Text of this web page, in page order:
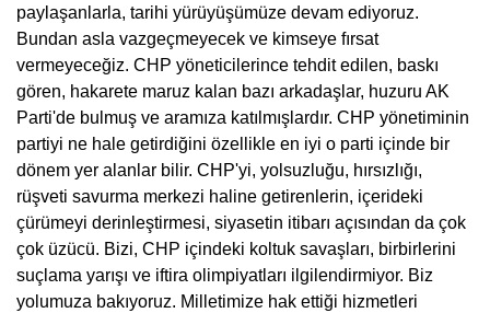
paylaşanlarla, tarihi yürüyüşümüze devam ediyoruz.
Bundan asla vazgeçmeyecek ve kimseye fırsat
vermeyeceğiz. CHP yöneticilerince tehdit edilen, baskı
gören, hakarete maruz kalan bazı arkadaşlar, huzuru AK
Parti'de bulmuş ve aramıza katılmışlardır. CHP yönetiminin
partiyi ne hale getirdiğini özellikle en iyi o parti içinde bir
dönem yer alanlar bilir. CHP'yi, yolsuzluğu, hırsızlığı,
rüşveti savurma merkezi haline getirenlerin, içerideki
çürümeyi derinleştirmesi, siyasetin itibarı açısından da çok
çok üzücü. Bizi, CHP içindeki koltuk savaşları, birbirlerini
suçlama yarışı ve iftira olimpiyatları ilgilendirmiyor. Biz
yolumuza bakıyoruz. Milletimize hak ettiği hizmetleri